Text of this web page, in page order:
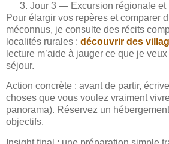
Jour 3 — Excursion régionale et
Pour élargir vos repères et comparer
méconnus, je consulte des récits
localités rurales : découvrir des
lecture m’aide à jauger ce que je
séjour.
Action concrète : avant de partir,
choses que vous voulez vraiment
panorama). Réservez un
objectifs.